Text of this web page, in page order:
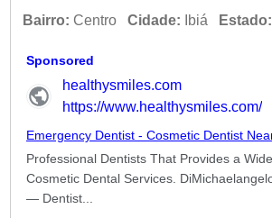
Bairro: Centro Cidade: Ibiá Estado: